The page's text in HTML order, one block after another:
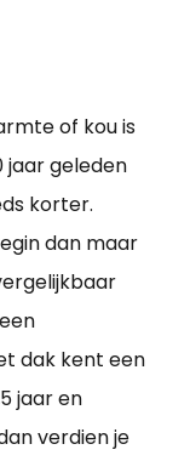
of kou is
jaar geleden
korter.
dan maar
dak kent een
jaar en
verdien je